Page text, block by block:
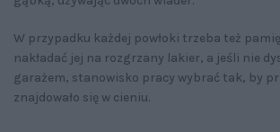
W przypadku każdej powłoki trzeba też
nakładać jej na rozgrzany lakier, a jeśli nie
garażem, stanowisko pracy wybrać tak, by
znajdowało się w cieniu.